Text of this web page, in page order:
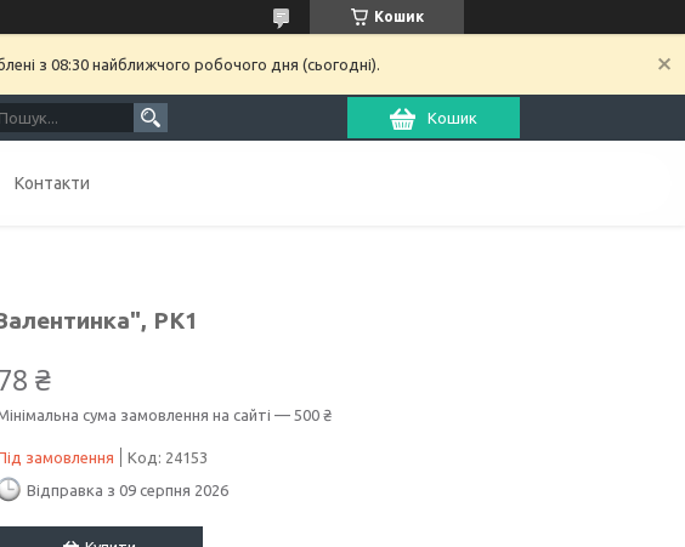
Кошик
з 08:30 найближчого робочого дня (сьогодні).
Кошик
Контакти
РК1
₴
сума замовлення на сайті — 500 ₴
замовлення Код: 24153
Відправка з 09 серпня 2026